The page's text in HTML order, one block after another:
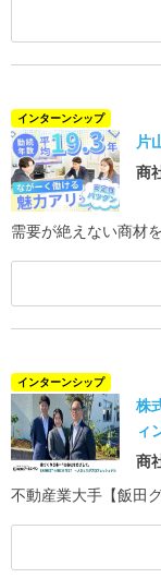
インターンシップ
片
商
需要が絶えない商材
インターンシップ
株
ィ
商
不動産業大手【飯田